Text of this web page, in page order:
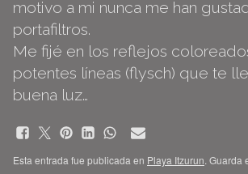
motivo a mi nunca me han
portafiltros.
Me fijé en los reflejos
potentes líneas (flysch) que te
buena luz…
Esta entrada fue publicada en Playa Itzurun. Guarda